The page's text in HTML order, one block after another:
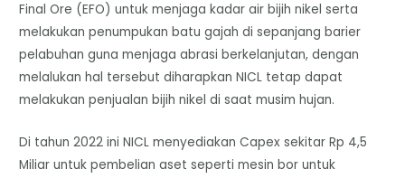
Final Ore (EFO) untuk menjaga kadar air bijih nikel serta
melakukan penumpukan batu gajah di sepanjang barier
pelabuhan guna menjaga abrasi berkelanjutan, dengan
melalukan hal tersebut diharapkan NICL tetap dapat
melakukan penjualan bijih nikel di saat musim hujan.
Di tahun 2022 ini NICL menyediakan Capex sekitar Rp 4,5
Miliar untuk pembelian aset seperti mesin bor untuk